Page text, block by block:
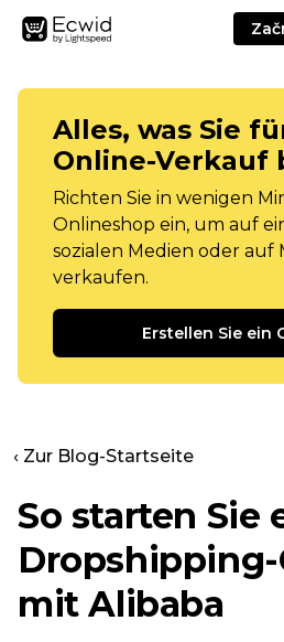
Alles, was Sie
Online-Verkauf
Richten Sie in wenigen
Onlineshop ein, um auf
sozialen Medien oder
verkaufen.
Erstellen Sie ein
‹ Zur Blog-Startseite
So starten Sie
mit Alibaba